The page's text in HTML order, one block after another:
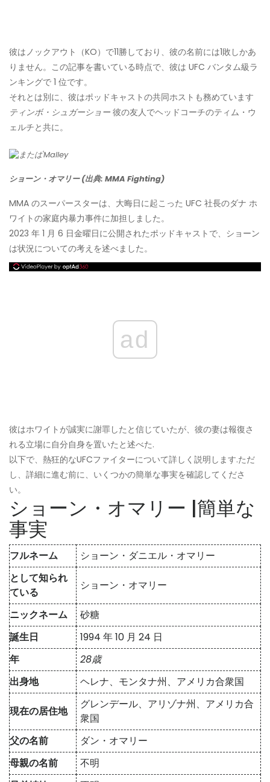
彼はノックアウト（KO）で11勝しており、彼の名前には1敗しかあ
りません。この記事を書いている時点で、彼は UFC バンタム級ラ
ンキングで 1 位です。
それとは別に、彼はポッドキャストの共同ホストも務めています
ティンボ・シュガーショー 彼の友人でヘッドコーチのティム・ウ
ェルチと共に。
ショーン・オマリー (出典: MMA Fighting)
MMA のスーパースターは、大晦日に起こった UFC 社長のダナ ホ
ワイトの家庭内暴力事件に加担しました。
2023 年 1 月 6 日金曜日に公開されたポッドキャストで、ショーン
は状況についての考えを述べました。
ad
彼はホワイトが誠実に謝罪したと信じていたが、彼の妻は報復さ
れる立場に自分自身を置いたと述べた.
以下で、熱狂的なUFCファイターについて詳しく説明します.ただ
し、詳細に進む前に、いくつかの簡単な事実を確認してくださ
い。
ショーン・オマリー |簡単な
事実
フルネーム
ショーン・ダニエル・オマリー
として知られ
ている
ショーン・オマリー
ニックネーム
砂糖
誕生日
1994 年 10 月 24 日
年
28歳
出身地
ヘレナ、モンタナ州、アメリカ合衆国
現在の居住地
グレンデール、アリゾナ州、アメリカ合
衆国
父の名前
ダン・オマリー
母親の名前
不明